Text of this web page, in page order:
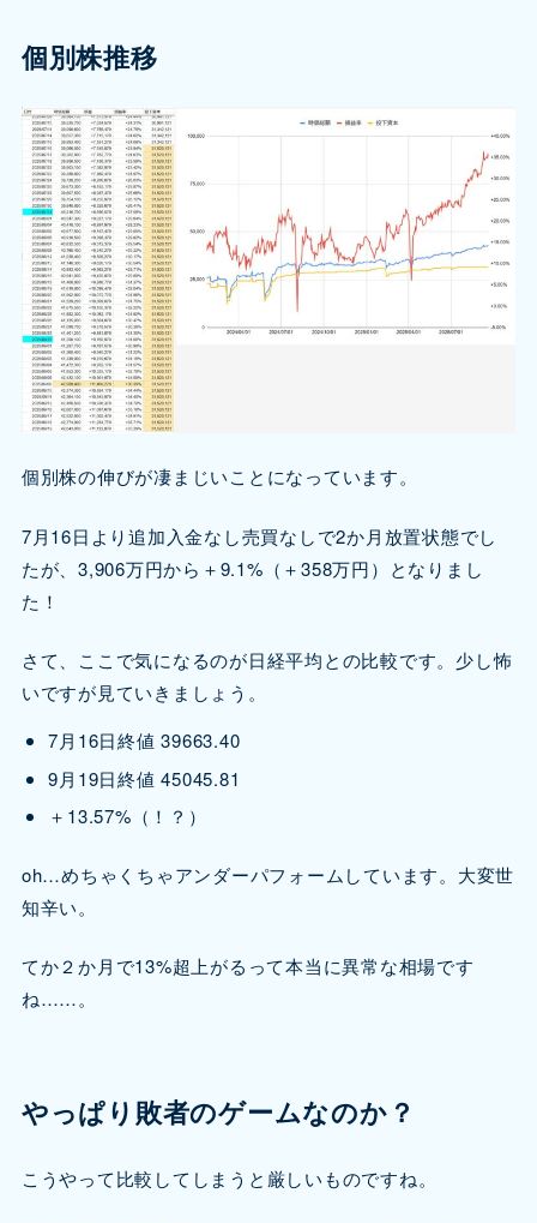
個別株推移
個別株の伸びが凄まじいことになっています。
7月16日より追加入金なし売買なしで2か月放置状態でし
たが、3,906万円から＋9.1%（＋358万円）となりまし
た！
さて、ここで気になるのが日経平均との比較です。少し怖
いですが見ていきましょう。
7月16日終値 39663.40
9月19日終値 45045.81
＋13.57%（！？）
oh…めちゃくちゃアンダーパフォームしています。大変世
知辛い。
てか２か月で13%超上がるって本当に異常な相場です
ね……。
やっぱり敗者のゲームなのか？
こうやって比較してしまうと厳しいものですね。